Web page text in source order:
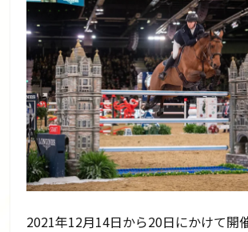
2021年12月14日から20日にかけて開